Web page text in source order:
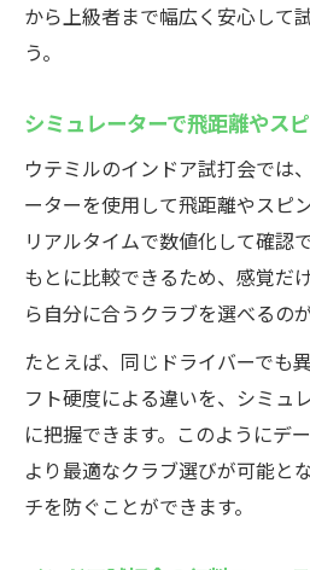
から上級者まで幅広く安心して
う。
シミュレーターで飛距離やス
ウテミルのインドア試打会では
ーターを使用して飛距離やスピ
リアルタイムで数値化して確認
もとに比較できるため、感覚だ
ら自分に合うクラブを選べるの
たとえば、同じドライバーでも
フト硬度による違いを、シミュ
に把握できます。このようにデ
より最適なクラブ選びが可能と
チを防ぐことができます。